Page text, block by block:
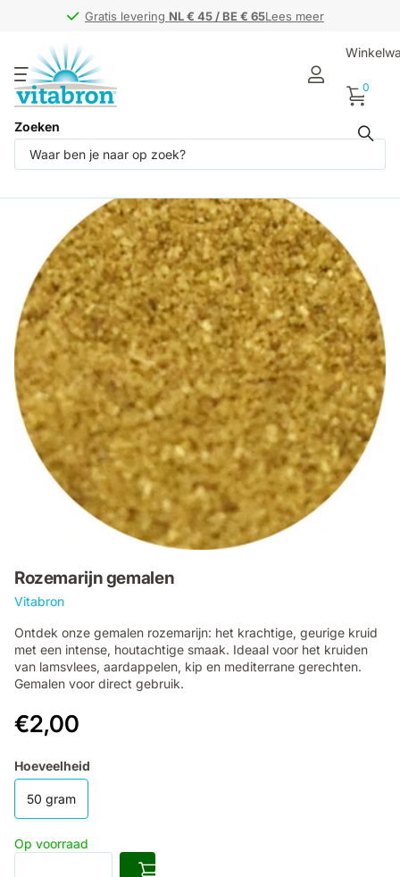
Gratis levering NL € 45 / BE € 65Lees meer
Gratis levering NL € 45 / BE € 65
Zoeken
0
Rozemarijn gemalen
Vitabron
Ontdek onze gemalen rozemarijn: het krachtige, geurige kruid
met een intense, houtachtige smaak. Ideaal voor het kruiden
van lamsvlees, aardappelen, kip en mediterrane gerechten.
Gemalen voor direct gebruik.
€2,00
Hoeveelheid
50 gram
Op voorraad